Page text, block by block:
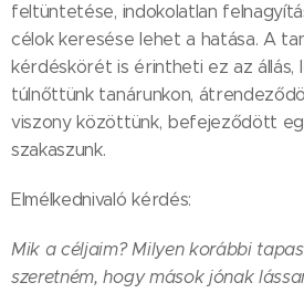
feltüntetése, indokolatlan
célok keresése lehet a hatása. A
kérdéskörét is érintheti ez az állás,
túlnőttünk tanárunkon,
viszony közöttünk, befejeződött
szakaszunk.
Elmélkednivaló kérdés:
Mik a céljaim? Milyen korábbi
szeretném, hogy mások jónak